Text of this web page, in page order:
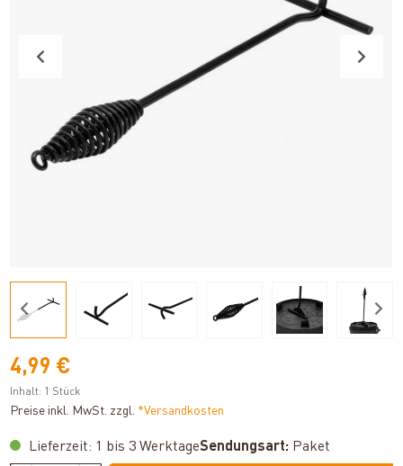
4,99 €
Inhalt: 1 Stück
Preise inkl. MwSt. zzgl. *Versandkosten
Lieferzeit: 1 bis 3 WerktageSendungsart: Paket